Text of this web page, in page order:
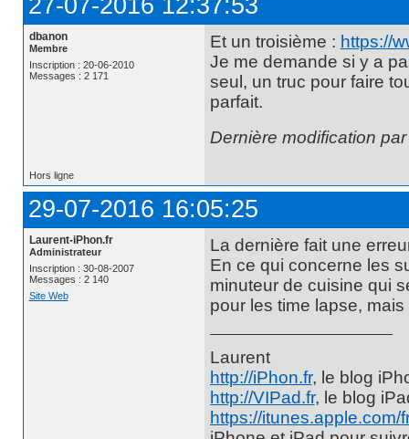
27-07-2016 12:37:53
dbanon
Membre
Inscription : 20-06-2010
Messages : 2 171
Et un troisième : https://
Je me demande si y a
seul, un truc pour faire
parfait.
Dernière modification
Hors ligne
29-07-2016 16:05:25
Laurent-iPhon.fr
Administrateur
Inscription : 30-08-2007
Messages : 2 140
Site Web
La dernière fait une
En ce qui concerne les
minuteur de cuisine qui
pour les time lapse,
Laurent
http://iPhon.fr, le blog
http://VIPad.fr, le blog
https://